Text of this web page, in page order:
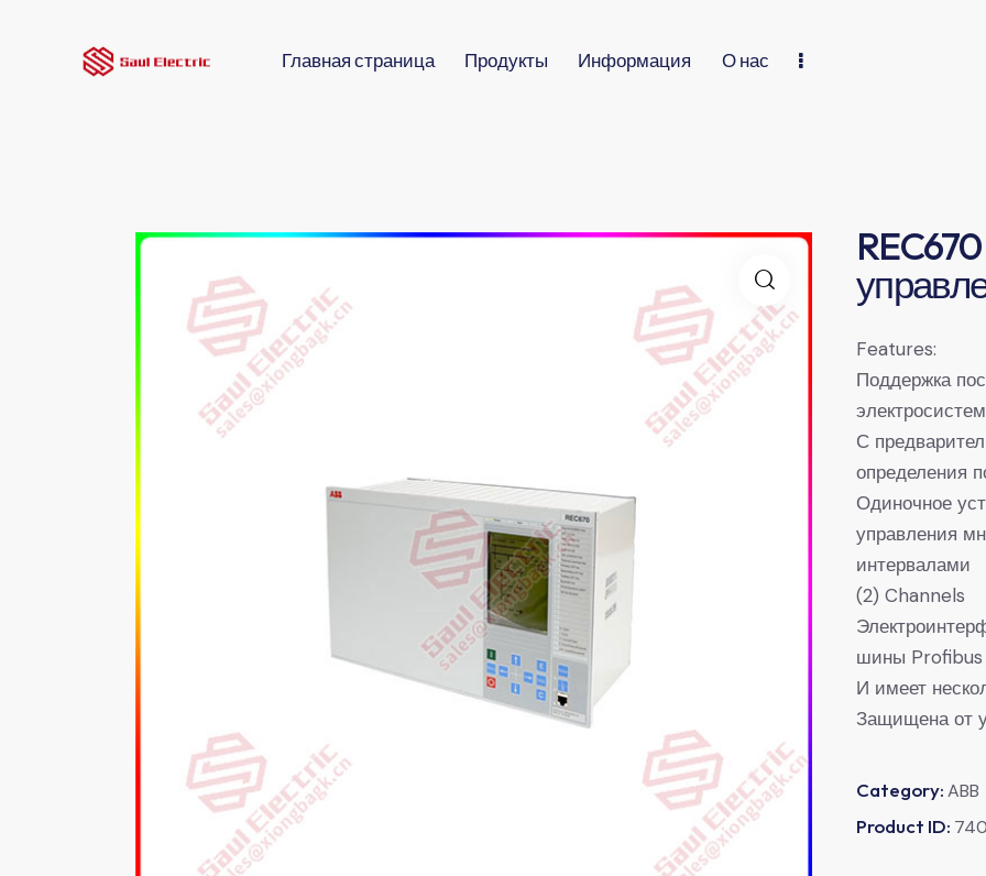
Главная страница Продукты Информация О нас
Features:
Поддержка
С
определения
Одиночное
управления
интервалами
(2) Channels
шины Profibus
И имеет
Защищена от
Category:ABB
Product ID: